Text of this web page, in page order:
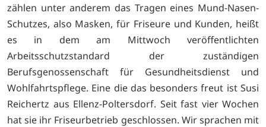
zählen unter anderem das Tragen eines Mund-Nasen-
Schutzes, also Masken, für Friseure und Kunden, heißt
es in dem am Mittwoch veröffentlichten
Arbeitsschutzstandard der zuständigen
Berufsgenossenschaft für Gesundheitsdienst und
Wohlfahrtspflege. Eine die das besonders freut ist Susi
Reichertz aus Ellenz-Poltersdorf. Seit fast vier Wochen
hat sie ihr Friseurbetrieb geschlossen. Wir sprachen mit